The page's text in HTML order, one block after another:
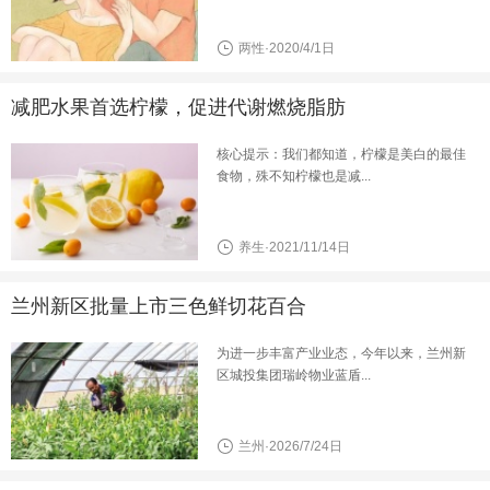
两性·2020/4/1日
减肥水果首选柠檬，促进代谢燃烧脂肪
核心提示：我们都知道，柠檬是美白的最佳
食物，殊不知柠檬也是减...
养生·2021/11/14日
兰州新区批量上市三色鲜切花百合
为进一步丰富产业业态，今年以来，兰州新
区城投集团瑞岭物业蓝盾...
兰州·2026/7/24日